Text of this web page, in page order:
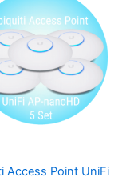
Access Point UniFi